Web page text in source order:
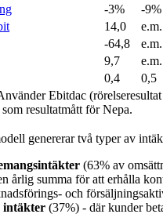
-3% -9%
14,0 e.m.
-64,8 e.m.
9,7 e.m.
0,4 0,5
Ebitdac
resultatmått för Nepa.
genererar två typer av
(63% av
årlig summa för att erhålla
och
intäkter (37%) - där kunder